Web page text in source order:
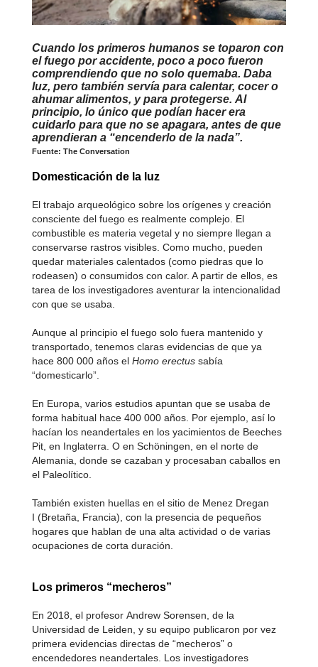
Cuando los primeros humanos se toparon con
el fuego por accidente, poco a poco fueron
comprendiendo que no solo quemaba. Daba
luz, pero también servía para calentar, cocer o
ahumar alimentos, y para protegerse. Al
principio, lo único que podían hacer era
cuidarlo para que no se apagara, antes de que
aprendieran a “encenderlo de la nada”.
Fuente: The Conversation
Domesticación de la luz
El trabajo arqueológico sobre los orígenes y creación
consciente del fuego es realmente complejo. El
combustible es materia vegetal y no siempre llegan a
conservarse rastros visibles. Como mucho, pueden
quedar materiales calentados (como piedras que lo
rodeasen) o consumidos con calor. A partir de ellos, es
tarea de los investigadores aventurar la intencionalidad
con que se usaba.
Aunque al principio el fuego solo fuera mantenido y
transportado, tenemos claras evidencias de que ya
hace 800 000 años el Homo erectussabía
“domesticarlo”.
En Europa, varios estudios apuntan que se usaba de
forma habitual hace 400 000 años. Por ejemplo, así lo
hacían los neandertales en los yacimientos de Beeches
Pit, en Inglaterra. O en Schöningen, en el norte de
Alemania, donde se cazaban y procesaban caballos en
el Paleolítico.
También existen huellas en el sitio de Menez Dregan
I (Bretaña, Francia), con la presencia de pequeños
hogares que hablan de una alta actividad o de varias
ocupaciones de corta duración.
Los primeros “mecheros”
En 2018, el profesor Andrew Sorensen, de la
Universidad de Leiden, y su equipo publicaron por vez
primera evidencias directas de “mecheros” o
encendedores neandertales. Los investigadores